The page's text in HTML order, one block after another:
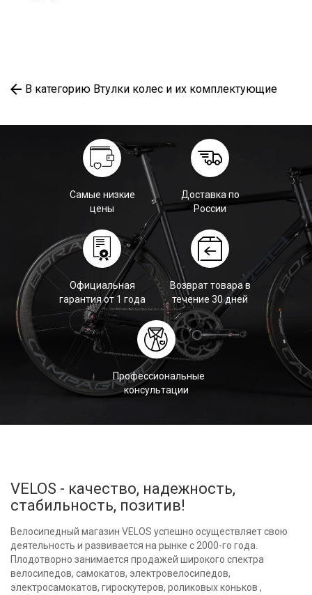
В категорию Втулки колес и их комплектующие
Самые низкие
цены
Доставка по
России
Официальная
гарантия от 1 года
Возврат товара в
течение 30 дней
Профессиональные
консультации
VELOS - качество, надежность,
стабильность, позитив!
Велосипедный магазин VELOS успешно осуществляет свою
деятельность и развивается на рынке с 2000-го года.
Плодотворно занимается продажей широкого спектра
велосипедов, самокатов, электровелосипедов,
электросамокатов, гироскутеров, роликовых коньков ,